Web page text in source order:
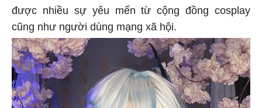
được nhiều sự yêu mến từ cộng đồng cosplay
cũng như người dùng mạng xã hội.